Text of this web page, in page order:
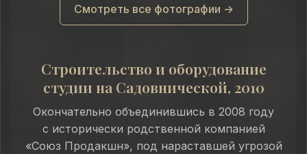
Смотреть все фотографии →
Строительство и оборудование
студии на Садовнической, 2010
Окончательно объединившись в 2008 году
с исторически родственной компанией
«Союз Продакшн», под нараставшей угрозой